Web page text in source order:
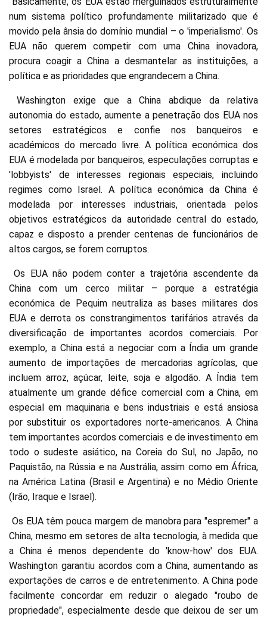
num sistema político profundamente militarizado que é
movido pela ânsia do domínio mundial – o 'imperialismo'. Os
EUA não querem competir com uma China inovadora,
procura coagir a China a desmantelar as instituições, a
política e as prioridades que engrandecem a China.
Washington exige que a China abdique da relativa
autonomia do estado, aumente a penetração dos EUA nos
setores estratégicos e confie nos banqueiros e
académicos do mercado livre. A política económica dos
EUA é modelada por banqueiros, especulações corruptas e
'lobbyists' de interesses regionais especiais, incluindo
regimes como Israel. A política económica da China é
modelada por interesses industriais, orientada pelos
objetivos estratégicos da autoridade central do estado,
capaz e disposto a prender centenas de funcionários de
altos cargos, se forem corruptos.
Os EUA não podem conter a trajetória ascendente da
China com um cerco militar – porque a estratégia
económica de Pequim neutraliza as bases militares dos
EUA e derrota os constrangimentos tarifários através da
diversificação de importantes acordos comerciais. Por
exemplo, a China está a negociar com a Índia um grande
aumento de importações de mercadorias agrícolas, que
incluem arroz, açúcar, leite, soja e algodão. A Índia tem
atualmente um grande défice comercial com a China, em
especial em maquinaria e bens industriais e está ansiosa
por substituir os exportadores norte-americanos. A China
tem importantes acordos comerciais e de investimento em
todo o sudeste asiático, na Coreia do Sul, no Japão, no
Paquistão, na Rússia e na Austrália, assim como em África,
na América Latina (Brasil e Argentina) e no Médio Oriente
(Irão, Iraque e Israel).
Os EUA têm pouca margem de manobra para "espremer" a
China, mesmo em setores de alta tecnologia, à medida que
a China é menos dependente do 'know-how' dos EUA.
Washington garantiu acordos com a China, aumentando as
exportações de carros e de entretenimento. A China pode
facilmente concordar em reduzir o alegado "roubo de
propriedade", especialmente desde que deixou de ser um